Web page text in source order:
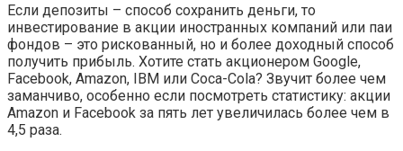
Если депозиты – способ сохранить деньги, то
инвестирование в акции иностранных компаний или паи
фондов – это рискованный, но и более доходный способ
получить прибыль. Хотите стать акционером Google,
Facebook, Amazon, IBM или Coca-Cola? Звучит более чем
заманчиво, особенно если посмотреть статистику: акции
Amazon и Facebook за пять лет увеличилась более чем в
4,5 раза.